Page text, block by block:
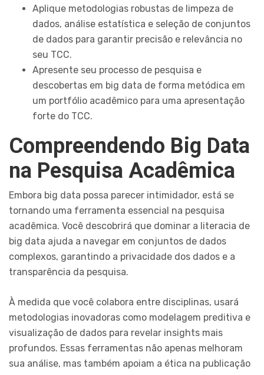
Aplique metodologias robustas de limpeza de
dados, análise estatística e seleção de conjuntos
de dados para garantir precisão e relevância no
seu TCC.
Apresente seu processo de pesquisa e
descobertas em big data de forma metódica em
um portfólio acadêmico para uma apresentação
forte do TCC.
Compreendendo Big Data
na Pesquisa Acadêmica
Embora big data possa parecer intimidador, está se
tornando uma ferramenta essencial na pesquisa
acadêmica. Você descobrirá que dominar a literacia de
big data ajuda a navegar em conjuntos de dados
complexos, garantindo a privacidade dos dados e a
transparência da pesquisa.
À medida que você colabora entre disciplinas, usará
metodologias inovadoras como modelagem preditiva e
visualização de dados para revelar insights mais
profundos. Essas ferramentas não apenas melhoram
sua análise, mas também apoiam a ética na publicação